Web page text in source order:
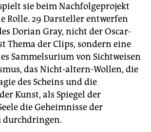
sie beim Nachfolgeprojekt
Rolle. 29 Darsteller entwerfen
Dorian Gray, nicht der Oscar-
Thema der Clips, sondern eine
Sammelsurium von Sichtweisen
das Nicht-altern-Wollen, die
des Scheins und die
Kunst, als Spiegel der
die Geheimnisse der
durchdringen.